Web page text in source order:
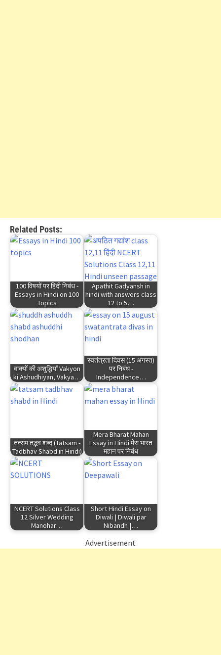
Related Posts:
100 विषयों पर हिंदी निबंध -
Essays in Hindi on 100
Topics
Apathit Gadyansh in
hindi with answers class
12 to 5…
वाक्यों की अशुद्धियाँ Vakyon
ki Ashudhiyan, Vakya…
स्वतंत्रता दिवस (15 अगस्त)
पर निबंध -
Independence…
तत्सम तद्भव शब्द (Tatsam -
Tadbhav Shabd in Hindi)
Mera Bharat Mahan
Essay in Hindi मेरा भारत
महान पर निबंध
NCERT Solutions Class
12 Silver Wedding
Manohar…
Short Hindi Essay on
Diwali | Diwali par
Nibandh |…
Advertisement